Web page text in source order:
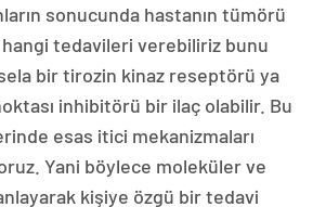
sonucunda hastanın tümörü
tedavileri verebiliriz bunu
bir tirozin kinaz reseptörü ya
inhibitörü bir ilaç olabilir. Bu
esas itici mekanizmaları
Yani böylece moleküler ve
kişiye özgü bir tedavi